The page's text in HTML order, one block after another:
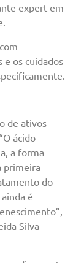
expert em
e os cuidados
de ativos-
ácido
a forma
primeira
do
é
Silva